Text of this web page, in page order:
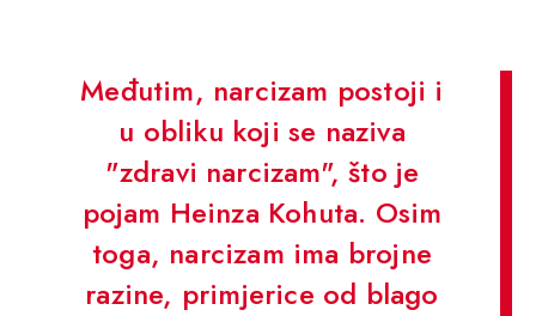
Međutim, narcizam postoji i
u obliku koji se naziva
"zdravi narcizam", što je
pojam Heinza Kohuta. Osim
toga, narcizam ima brojne
razine, primjerice od blago